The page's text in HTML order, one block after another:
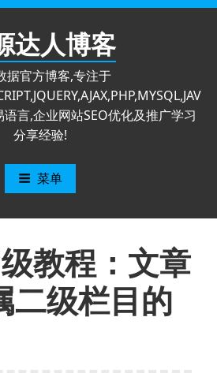
达人博客
据官方博客,专注于
语言,企业网站SEO优化及推广学习
分享经验!
菜单
教程：文章
二级栏目的